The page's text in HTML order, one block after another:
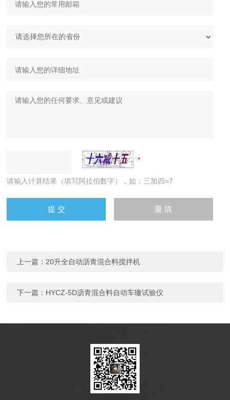
请输入计算结果（填写阿拉伯数字），如：三加四=7
上一篇： 20升全自动沥青混合料搅拌机
下一篇： HYCZ-5D沥青混合料自动车辙试验仪